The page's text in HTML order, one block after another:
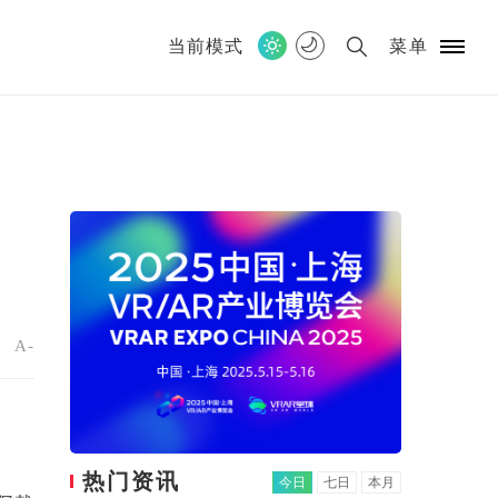
当前模式 菜单
A-
热门资讯 今日 七日 本月